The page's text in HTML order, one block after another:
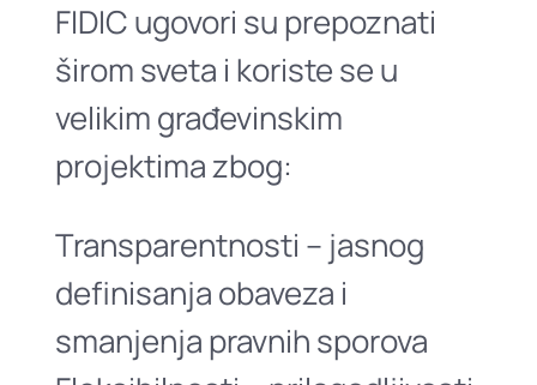
FIDIC ugovori su prepoznati
širom sveta i koriste se u
velikim građevinskim
projektima zbog:
Transparentnosti – jasnog
definisanja obaveza i
smanjenja pravnih sporova